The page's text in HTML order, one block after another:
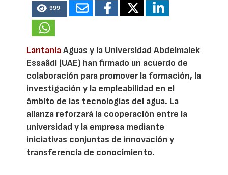
999
LantaniaAguas y la Universidad Abdelmalek
Essaâdi (UAE) han firmado un acuerdo de
colaboración para promover la formación, la
investigación y la empleabilidad en el
ámbito de las tecnologías del agua. La
alianza reforzará la cooperación entre la
universidad y la empresa mediante
iniciativas conjuntas de innovación y
transferencia de conocimiento.